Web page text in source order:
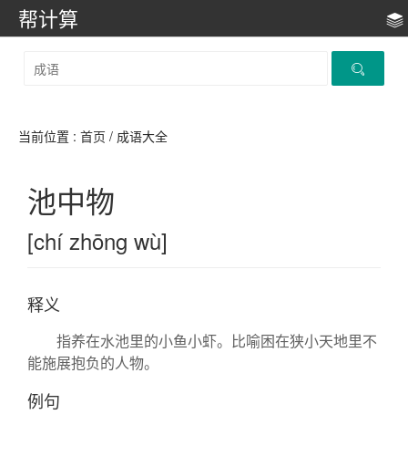
帮计算
当前位置 : 首页 / 成语大全
池中物
[chí zhōng wù]
释义
指养在水池里的小鱼小虾。比喻困在狭小天地里不
能施展抱负的人物。
例句